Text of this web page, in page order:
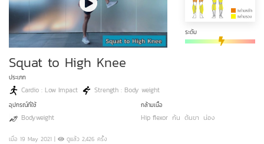
ระดับ
Squat to High Knee
ประเภท
Cardio : Low Impact Strength : Body weight
อุปกรณ์ที่ใช้
Bodyweight
กล้ามเนื้อ
Hip flexor ก้น ต้นขา น่อง
เมื่อ 19 May 2021 | ดูแล้ว 2,426 ครั้ง